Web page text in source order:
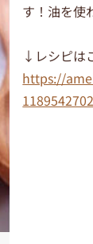
す！油を使
↓レシピは
https://